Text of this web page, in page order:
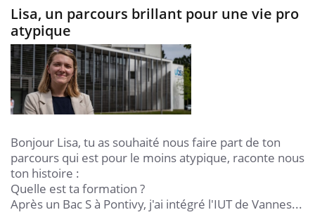
Lisa, un parcours brillant pour une vie pro
atypique
Bonjour Lisa, tu as souhaité nous faire part de ton
parcours qui est pour le moins atypique, raconte nous
ton histoire :
Quelle est ta formation ?
Après un Bac S à Pontivy, j'ai intégré l'IUT de Vannes...